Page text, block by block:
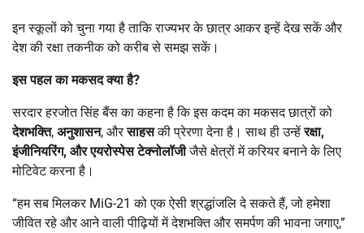
इन स्कूलों को चुना गया है ताकि राज्यभर के छात्र आकर इन्हें देख सकें और
देश की रक्षा तकनीक को करीब से समझ सकें।
इस पहल का मकसद क्या है?
सरदार हरजोत सिंह बैंस का कहना है कि इस कदम का मकसद छात्रों को
देशभक्ति, अनुशासन, औरसाहसकी प्रेरणा देना है। साथ ही उन्हेंरक्षा,
इंजीनियरिंग, और एयरोस्पेस टेक्नोलॉजीजैसे क्षेत्रों में करियर बनाने के लिए
मोटिवेट करना है।
“हम सब मिलकर MiG-21 को एक ऐसी श्रद्धांजलि दे सकते हैं, जो हमेशा
जीवित रहे और आने वाली पीढ़ियों में देशभक्ति और समर्पण की भावना जगाए,”